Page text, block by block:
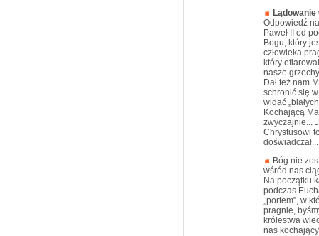
Lądowanie
Odpowiedź
Paweł II od
Bogu, który
człowieka
który
nasze
Dał też nam
schronić się
widać
Kochającą
zwyczajnie...
Chrystusowi
Bóg nie
wśród nas
Na początku
podczas
„portem”, w
pragnie,
królestwa
nas